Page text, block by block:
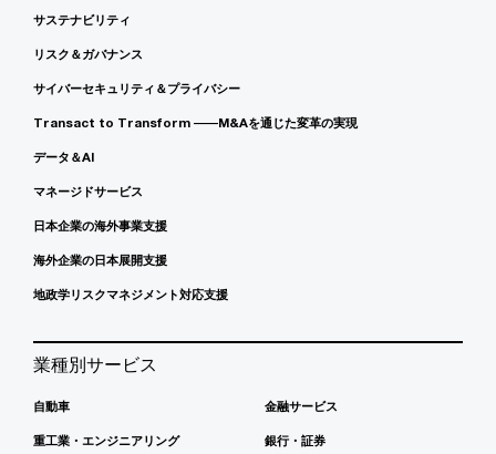
サステナビリティ
リスク＆ガバナンス
サイバーセキュリティ＆プライバシー
Transact to Transform ――M&Aを通じた変革の実現
データ＆AI
マネージドサービス
日本企業の海外事業支援
海外企業の日本展開支援
地政学リスクマネジメント対応支援
業種別サービス
自動車
重工業・エンジニアリング
金融サービス
銀行・証券